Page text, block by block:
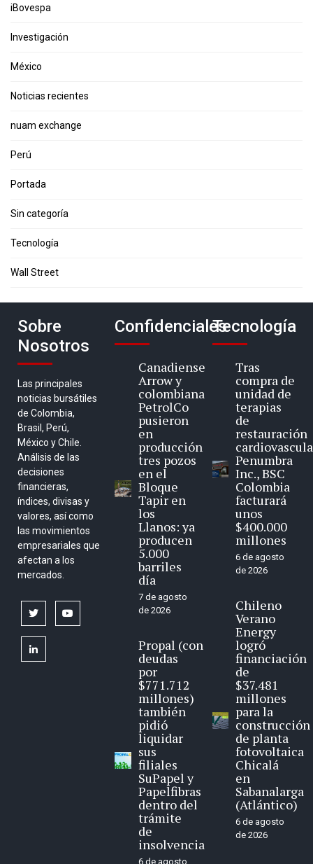
iBovespa
Investigación
México
Noticias recientes
nuam exchange
Perú
Portada
Sin categoría
Tecnología
Wall Street
Sobre
Nosotros
Las principales
noticias bursátiles
de Colombia,
Brasil, Perú,
México y Chile.
Análisis de las
decisiones
financieras,
índices, divisas y
valores, así como
las movimientos
empresariales que
afectan a los
mercados.
twitter
linkedin
Confidenciales
Canadiense
Arrow y
colombiana
PetrolCo
pusieron
en
producción
tres pozos
en el
Bloque
Tapir en
los
Llanos: ya
producen
5.000
barriles
día
7 de agosto
de 2026
Propal (con
deudas
por
$771.712
millones)
también
pidió
liquidar
sus
filiales
SuPapel y
Papelfibras
dentro del
trámite
de
insolvencia
6 de agosto
Tecnología
Tras
compra de
unidad de
terapias
de
restauración
Penumbra
Inc., BSC
Colombia
facturará
unos
$400.000
millones
6 de agosto
de 2026
Chileno
Verano
Energy
logró
financiación
de
$37.481
millones
para la
construcción
de planta
fotovoltaica
Chicalá
en
Sabanalarga
(Atlántico)
6 de agosto
de 2026